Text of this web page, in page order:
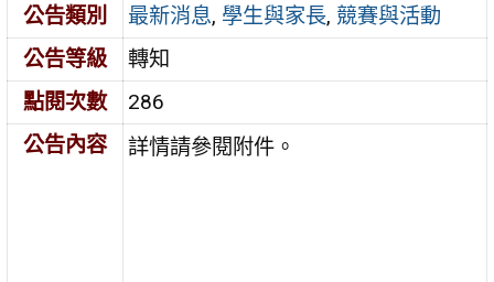
公告類別
最新消息, 學生與家長, 競賽與活動
公告等級
轉知
點閱次數
286
公告內容
詳情請參閱附件。